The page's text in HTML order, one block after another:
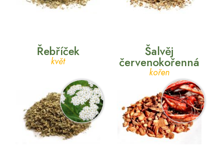
Řebříček
květ
Šalvěj
červenokořenná
kořen